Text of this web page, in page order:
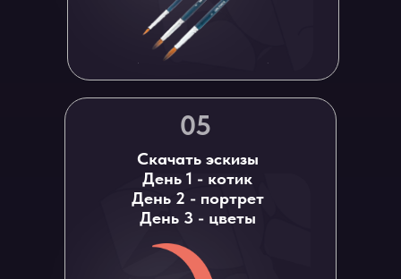
Скачать эскизы
День 1 - котик
День 2 - портрет
День 3 - цветы
05